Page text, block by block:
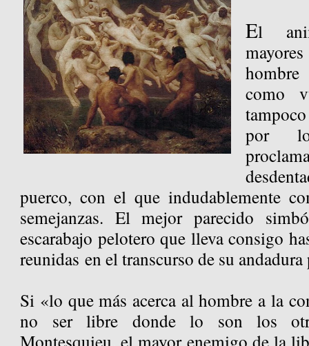
El
como
por
puerco, con el que indudablemente
semejanzas. El mejor parecido
escarabajo pelotero que lleva consigo
reunidas en el transcurso de su
Si «lo que más acerca al hombre a la
no ser libre donde lo son los